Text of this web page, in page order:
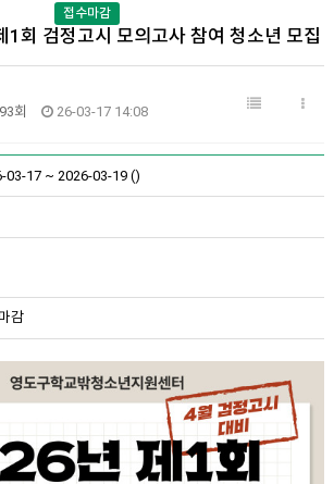
접수마감
1회 검정고시 모의고사 참여 청소년 모집
회 26-03-17 14:08
03-17 ~ 2026-03-19 ()
감